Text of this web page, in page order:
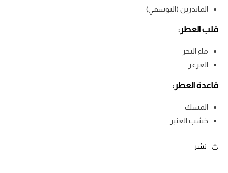
الماندرين (اليوسفي)
قلب العطر:
ماء البحر
العرعر
قاعدة العطر:
المسك
خشب العنبر
نشر